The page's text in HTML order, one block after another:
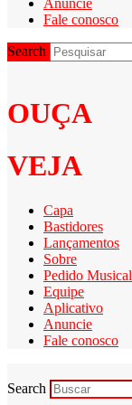
Fale conosco
Search
OUÇA
VEJA
Capa
Bastidores
Lançamentos
Sobre
Pedido Musical
Equipe
Aplicativo
Anuncie
Fale conosco
Search